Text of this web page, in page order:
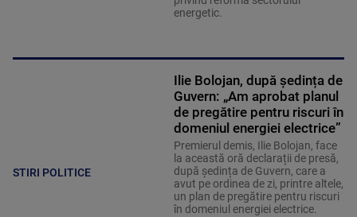
energetic.
STIRI POLITICE
Ilie Bolojan, după ședința de
Guvern: „Am aprobat planul
de pregătire pentru riscuri în
domeniul energiei electrice”
Premierul demis, Ilie Bolojan, face
la această oră declarații de presă,
după ședința de Guvern, care a
avut pe ordinea de zi, printre altele,
un plan de pregătire pentru riscuri
în domeniul energiei electrice.